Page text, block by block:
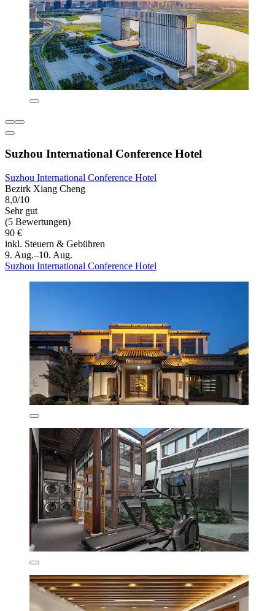
Suzhou International Conference Hotel
Suzhou International Conference Hotel
Bezirk Xiang Cheng
8,0/10
Sehr gut
(5 Bewertungen)
90 €
inkl. Steuern & Gebühren
9. Aug.–10. Aug.
Suzhou International Conference Hotel